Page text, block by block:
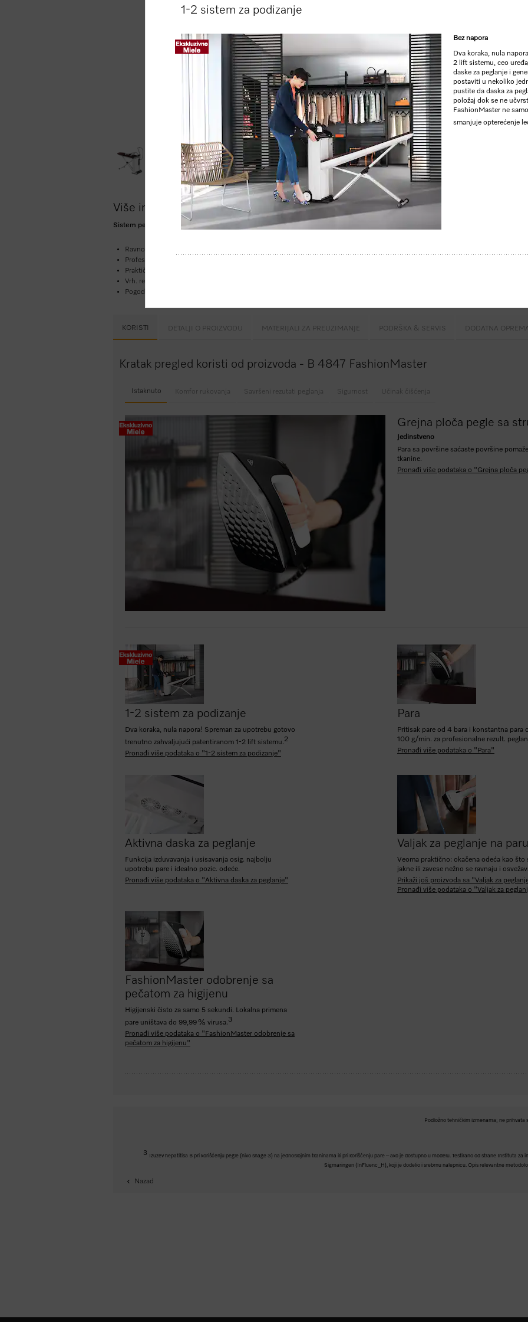
** cena sa PDV-om, bez transporta
Vizualizovanje proizvoda
Više informacija o proizvodu
Sistem peglanja parom sa ekranom i generatorom pare za savršene rezultate peglanja i udobnost.
Ravnomerna distribucija pare –
Profesionalni rezultati zahvaljujući 4 bar pritiska pare od bara
Praktičan i jedn. za podeš./skladišt. –
Vrh. rezult. pegl. zahvaljujući
Pogodno ravnanje nabora okačenih stvari –
KORISTI DETALJI O PROIZVODU MATERIJALI ZA PREUZIMANJE PODRŠKA & SERVIS DODATNA
Kratak pregled koristi od proizvoda - B 4847 FashionMaster
Istaknuto Komfor rukovanja Savršeni rezutati peglanja Sigurnost Učinak čišćenja
Grejna ploča pegle sa
Jedinstveno
Para sa površine saćaste površine
tkanine.
Pronađi više podataka o "Grejna ploča
1-2 sistem za podizanje
Dva koraka, nula napora! Spreman za upotrebu gotovo
trenutno zahvaljujući patentiranom 1-2 lift sistemu.2
Pronađi više podataka o "1-2 sistem za podizanje"
Para
Pritisak pare od 4 bara i konstantna para
100 g/min. za profesionalne rezult.
Pronađi više podataka o "Para"
Aktivna daska za peglanje
Funkcija izduvavanja i usisavanja osig. najbolju
upotrebu pare i idealno pozic. odeće.
Pronađi više podataka o "Aktivna daska za peglanje"
Valjak za peglanje na paru
Veoma praktično: okačena odeća kao što
jakne ili zavese nežno se ravnaju i
Prikaži još proizvoda sa "Valjak za
Pronađi više podataka o "Valjak za
FashionMaster odobrenje sa
pečatom za higijenu
Higijenski čisto za samo 5 sekundi. Lokalna primena
pare uništava do 99,99 % virusa.3
Pronađi više podataka o "FashionMaster odobrenje sa
pečatom za higijenu"
Podložno tehničkim izmenama; ne prihvata
3
Izuzev hepatitisa B pri korišćenju pegle (nivo snage 3) na jednoslojnim tkaninama ili pri korišćenju pare – ako je dostupno u modelu. Testirano od strane Instituta
Sigmaringen (InFluenc_H), koji je dodelio i srebrnu nalepnicu. Opis relevantne
Nazad
1-2 sistem za podizanje
Bez napora
Dva koraka, nula
2 lift sistemu, ceo
daske za peglanje i
postaviti u nekoliko
pustite da daska za
položaj dok se ne
FashionMaster ne
smanjuje opterećenje